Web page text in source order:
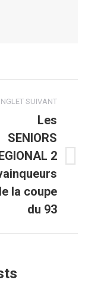
SUIVANT
Les
SENIORS
2
la coupe
du 93